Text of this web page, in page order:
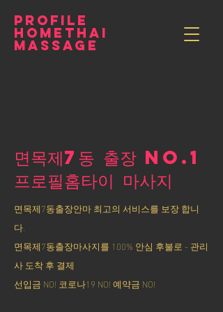
PROFILE
HOMETHAI
MASSAGE
면목제7동 출장 NO.1
​프로필홈타이 마사지
면목제7동출장안마 최고의 서비스를 보장 합니
다.
면목제7동출장마사지를 100% 안심 후불로 - 관리
사 도착 후 결제
선입금 NO! 코로나19 NO! 예약금 NO!